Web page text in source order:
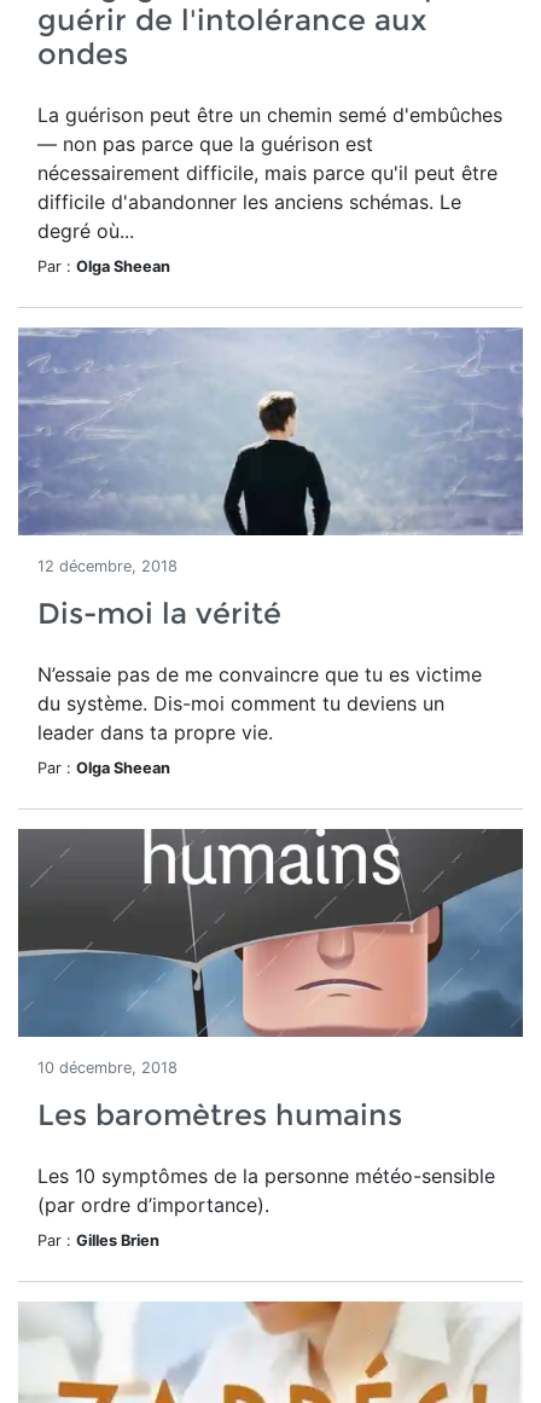
guérir de l'intolérance aux
ondes
La guérison peut être un chemin semé d'embûches
— non pas parce que la guérison est
nécessairement difficile, mais parce qu'il peut être
difficile d'abandonner les anciens schémas. Le
degré où...
Par : Olga Sheean
12 décembre, 2018
Dis-moi la vérité
N’essaie pas de me convaincre que tu es victime
du système. Dis-moi comment tu deviens un
leader dans ta propre vie.
Par : Olga Sheean
10 décembre, 2018
Les baromètres humains
Les 10 symptômes de la personne météo-sensible
(par ordre d’importance).
Par : Gilles Brien